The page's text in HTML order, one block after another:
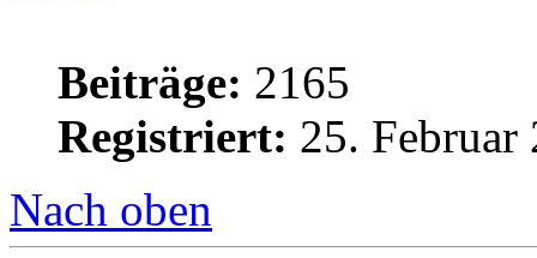
Beiträge: 2165
Registriert: 25. Februar
Nach oben